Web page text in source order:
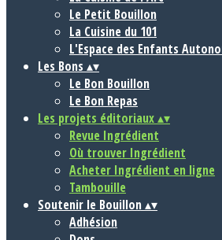
Le Petit Bouillon
La Cuisine du 101
L'Espace des Enfants
Les Bons ▴▾
Le Bon Bouillon
Le Bon Repas
Les projets éditoriaux▴▾
Revue Ingrédient
Où trouver Ingrédient
Acheter Ingrédient en ligne
Tambouille
Soutenir le Bouillon▴▾
Adhésion